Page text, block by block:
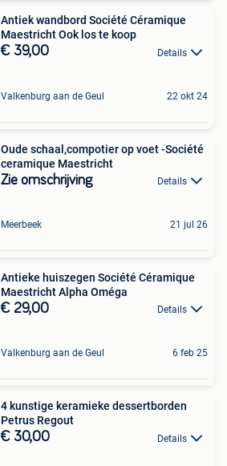
Antiek wandbord Société Céramique
Maestricht Ook los te koop
€ 39,00 Details
Valkenburg aan de Geul 22 okt 24
Oude schaal,compotier op voet -Société
ceramique Maestricht
Zie omschrijving Details
Meerbeek 21 jul 26
Antieke huiszegen Société Céramique
Maestricht Alpha Oméga
€ 29,00 Details
Valkenburg aan de Geul 6 feb 25
4 kunstige keramieke dessertborden
Petrus Regout
€ 30,00 Details